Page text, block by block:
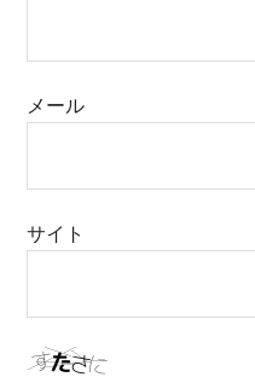
メール
サイト